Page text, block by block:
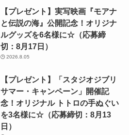
【プレゼント】実写映画『モアナ
と伝説の海』公開記念！オリジナ
ルグッズを6名様に☆（応募締
切：8月17日）
2026.8.05
【プレゼント】「スタジオジブリ
サマー・キャンペーン」開催記
念！オリジナル トトロの手ぬぐい
を3名様に☆（応募締切：8月13
日）